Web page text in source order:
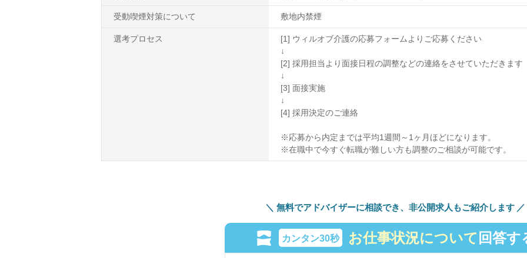
受動喫煙対策について 敷地内禁煙
選考プロセス
[1] ウィルオブ介護の応募フォームよりご応募ください
↓
[2] 採用担当より面接日程の調整などの連絡をさせていただきます
↓
[3] 面接実施
↓
[4] 採用決定のご連絡
※応募から内定までは平均1週間～1ヶ月ほどになります。
※在職中で今すぐ転職が難しい方も調整のご相談が可能です。
無料でアドバイザーに相談でき、 非公開求人もご紹介します
カンタン30秒 お仕事状況について 回答す